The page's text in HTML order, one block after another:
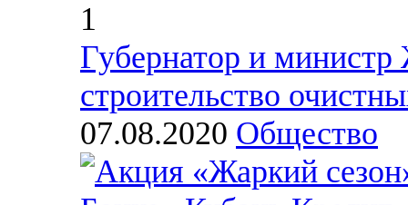
1
Губернатор и
строительство
07.08.2020 Общество